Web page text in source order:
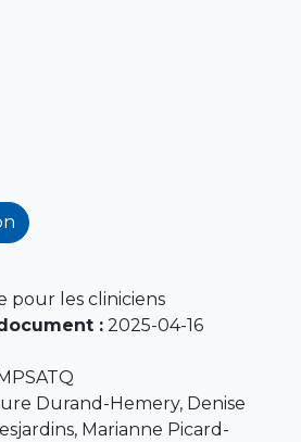
pour les cliniciens
: 2025-04-16
Durand-Hemery, Denise
Marianne Picard-